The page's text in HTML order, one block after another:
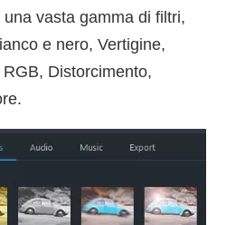
vasta gamma di filtri,
e nero, Vertigine,
Distorcimento,